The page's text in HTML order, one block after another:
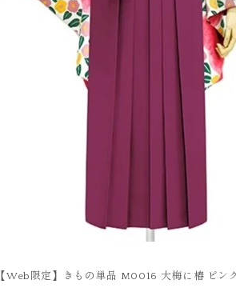
【Web限定】きもの単品 M0016 大梅に椿 ピン